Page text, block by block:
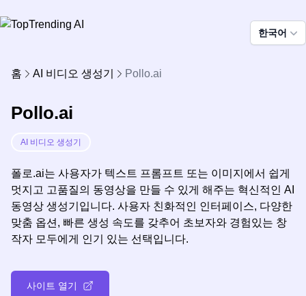
한국어
홈 AI 비디오 생성기 Pollo.ai
Pollo.ai
AI 비디오 생성기
폴로.ai는 사용자가 텍스트 프롬프트 또는 이미지에서 쉽게
멋지고 고품질의 동영상을 만들 수 있게 해주는 혁신적인 AI
동영상 생성기입니다. 사용자 친화적인 인터페이스, 다양한
맞춤 옵션, 빠른 생성 속도를 갖추어 초보자와 경험있는 창
작자 모두에게 인기 있는 선택입니다.
사이트 열기